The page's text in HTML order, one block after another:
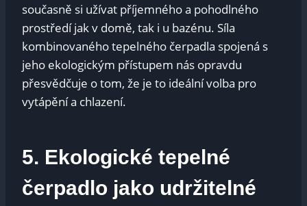
současně‌ si užívat příjemného a ⁤pohodlného​
prostředí jak v domě, tak i u bazénu. Síla
kombinovaného tepelného čerpadla spojená s
⁣jeho ekologickým přístupem​ nás‍ opravdu
přesvědčuje ⁤o tom, že je to ideální volba ⁣pro‌
vytápění a chlazení.
5. Ekologické tepelné
čerpadlo⁢ jako udržitelné